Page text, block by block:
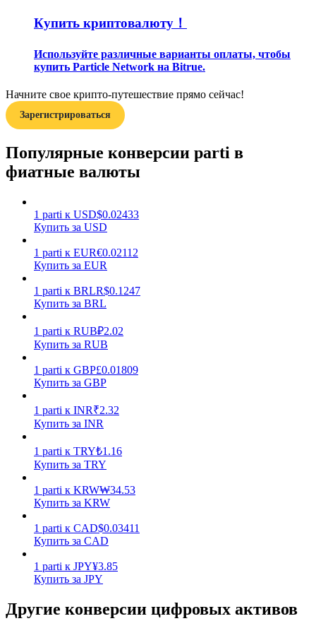
Заработок
Силовая свинья
Получайте конкурентные награды ежедневно
Стейкинг
Launchpool
Гибкая ставка для заработка популярных токенов
Купить криптовалюту！
Используйте различные варианты оплаты, чтобы
купить Particle Network на Bitrue.
Начните свое крипто-путешествие прямо сейчас!
Зарегистрироваться
Популярные конверсии parti в
фиатные валюты
1 parti к USD$0.02433
Купить за USD
1 parti к EUR€0.02112
Купить за EUR
1 parti к BRLR$0.1247
Купить за BRL
1 parti к RUB₽2.02
Купить за RUB
1 parti к GBP£0.01809
Купить за GBP
1 parti к INR₹2.32
Купить за INR
1 parti к TRY₺1.16
Купить за TRY
1 parti к KRW₩34.53
Купить за KRW
1 parti к CAD$0.03411
Купить за CAD
1 parti к JPY¥3.85
Купить за JPY
Другие конверсии цифровых активов